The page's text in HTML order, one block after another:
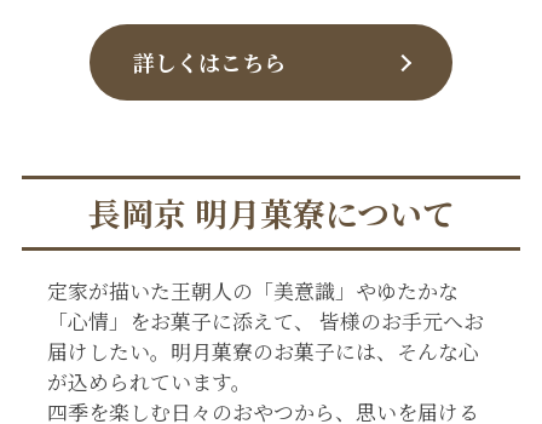
詳しくはこちら
長岡京 明月菓寮について
定家が描いた王朝人の「美意識」やゆたかな
「心情」をお菓子に添えて、 皆様のお手元へお
届けしたい。明月菓寮のお菓子には、そんな心
が込められています。
四季を楽しむ日々のおやつから、思いを届ける